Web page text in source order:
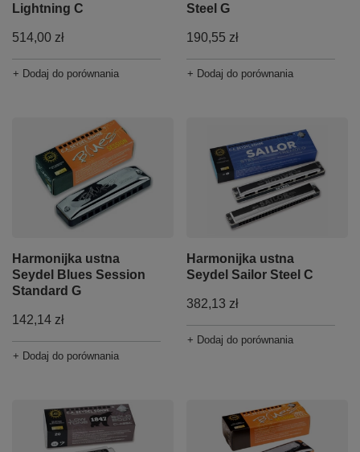
Lightning C
514,00 zł
+ Dodaj do porównania
Steel G
190,55 zł
+ Dodaj do porównania
Harmonijka ustna
Seydel Blues Session
Standard G
142,14 zł
+ Dodaj do porównania
Harmonijka ustna
Seydel Sailor Steel C
382,13 zł
+ Dodaj do porównania